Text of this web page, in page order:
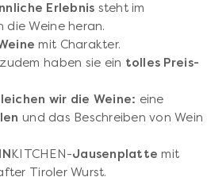
Erlebnis steht im
die Weine heran.
mit Charakter.
zudem haben sie ein tolles Preis-
wir die Weine: eine
und das Beschreiben von Wein
KITCHEN-Jausenplatte mit
Tiroler Wurst.